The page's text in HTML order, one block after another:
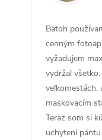
Batoh
cenným
vyžadujem
vydržal
veľkomestách,
maskovacím
Teraz som si
uchytení